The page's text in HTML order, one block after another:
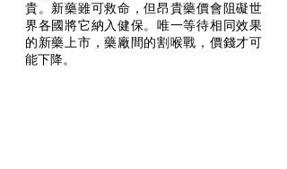
貴。新藥雖可救命，但昂貴藥價會阻礙世
界各國將它納入健保。唯一等待相同效果
的新藥上市，藥廠間的割喉戰，價錢才可
能下降。